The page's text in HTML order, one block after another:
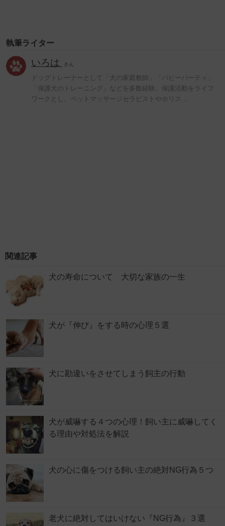
執筆ライター
いろは さん
ドッグトレーナーとして「犬の家庭教師」「パピーパーティ」
「保護犬のトレーニング」などを多数経験。保護活動をライフ
ワークとし、ペットマッサージセラピストやホリス…
関連記事
犬の寿命について 大切な家族の一生
犬が『伸び』をする時の心理５選
犬に勘違いをさせてしまう飼主の行動
犬が威嚇する４つの心理！飼い主に威嚇してく
る理由や対処法を解説
犬の心に傷をつける飼い主の絶対NG行為５つ
老犬に絶対してはいけない『NG行為』３選